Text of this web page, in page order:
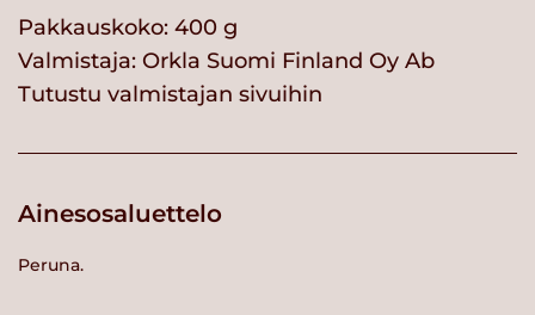
Pakkauskoko: 400 g
Valmistaja: Orkla Suomi Finland Oy Ab
Tutustu valmistajan sivuihin
Ainesosaluettelo
Peruna.